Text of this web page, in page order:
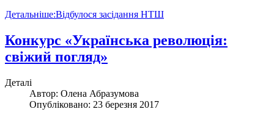
Детальніше:Відбулося засідання НТШ
Конкурс «Українська революція:
свіжий погляд»
Деталі
Автор: Олена Абразумова
Опубліковано: 23 березня 2017